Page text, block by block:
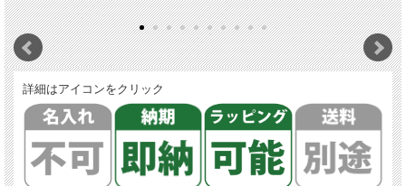
詳細はアイコンをクリック